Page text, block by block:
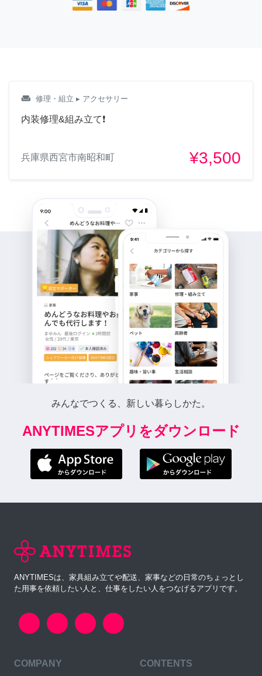
weekend 修理・組立 ▸ アクセサリー
内装修理&組み立て❗️
兵庫県西宮市南昭和町 ¥3,500
みんなでつくる、新しい暮らしかた。
ANYTIMESアプリをダウンロード
ANYTIMESは、家具組み立てや配送、家事などの日常のちょっとし
た用事を依頼したい人と、仕事をしたい人をつなげるアプリです。
COMPANY CONTENTS